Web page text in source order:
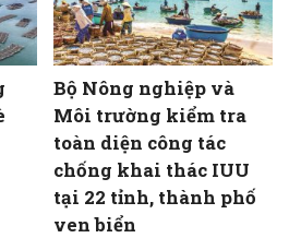
Bộ Nông nghiệp và
Môi trường kiểm tra
toàn diện công tác
chống khai thác IUU
tại 22 tỉnh, thành phố
ven biển